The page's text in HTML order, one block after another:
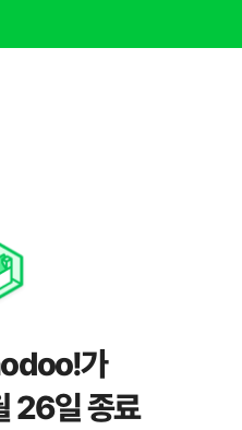
가
26일 종료